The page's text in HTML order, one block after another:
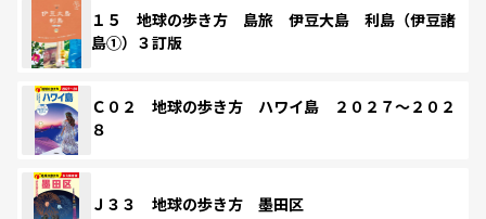
１５ 地球の歩き方 島旅 伊豆大島 利島（伊豆諸
島①）３訂版
Ｃ０２ 地球の歩き方 ハワイ島 ２０２７～２０２
８
Ｊ３３ 地球の歩き方 墨田区